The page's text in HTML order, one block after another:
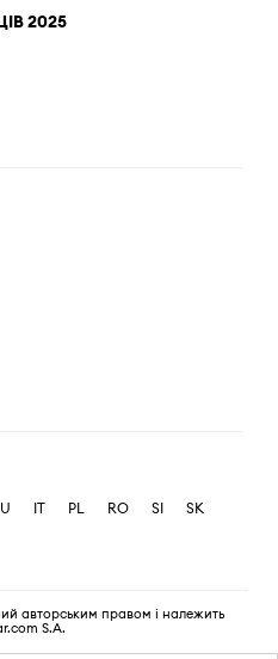
2025
IT PL RO SI
SK
авторським правом і належить
S.A.